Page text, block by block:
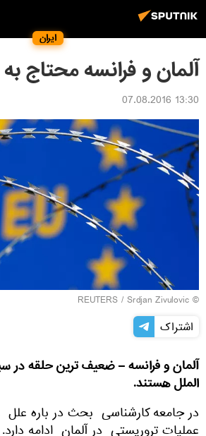
ایران
آلمان و فرانسه محتاج
13:30 07.08.2016
©
REUTERS / Srdjan Zivulovic
اشتراک
آلمان و فرانسه – ضعیف ترین حلقه در
الملل هستند.
در جامعه کارشناسی بحث در باره